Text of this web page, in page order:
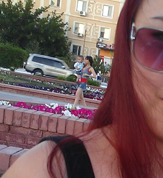
Что нового
Другие альбомы